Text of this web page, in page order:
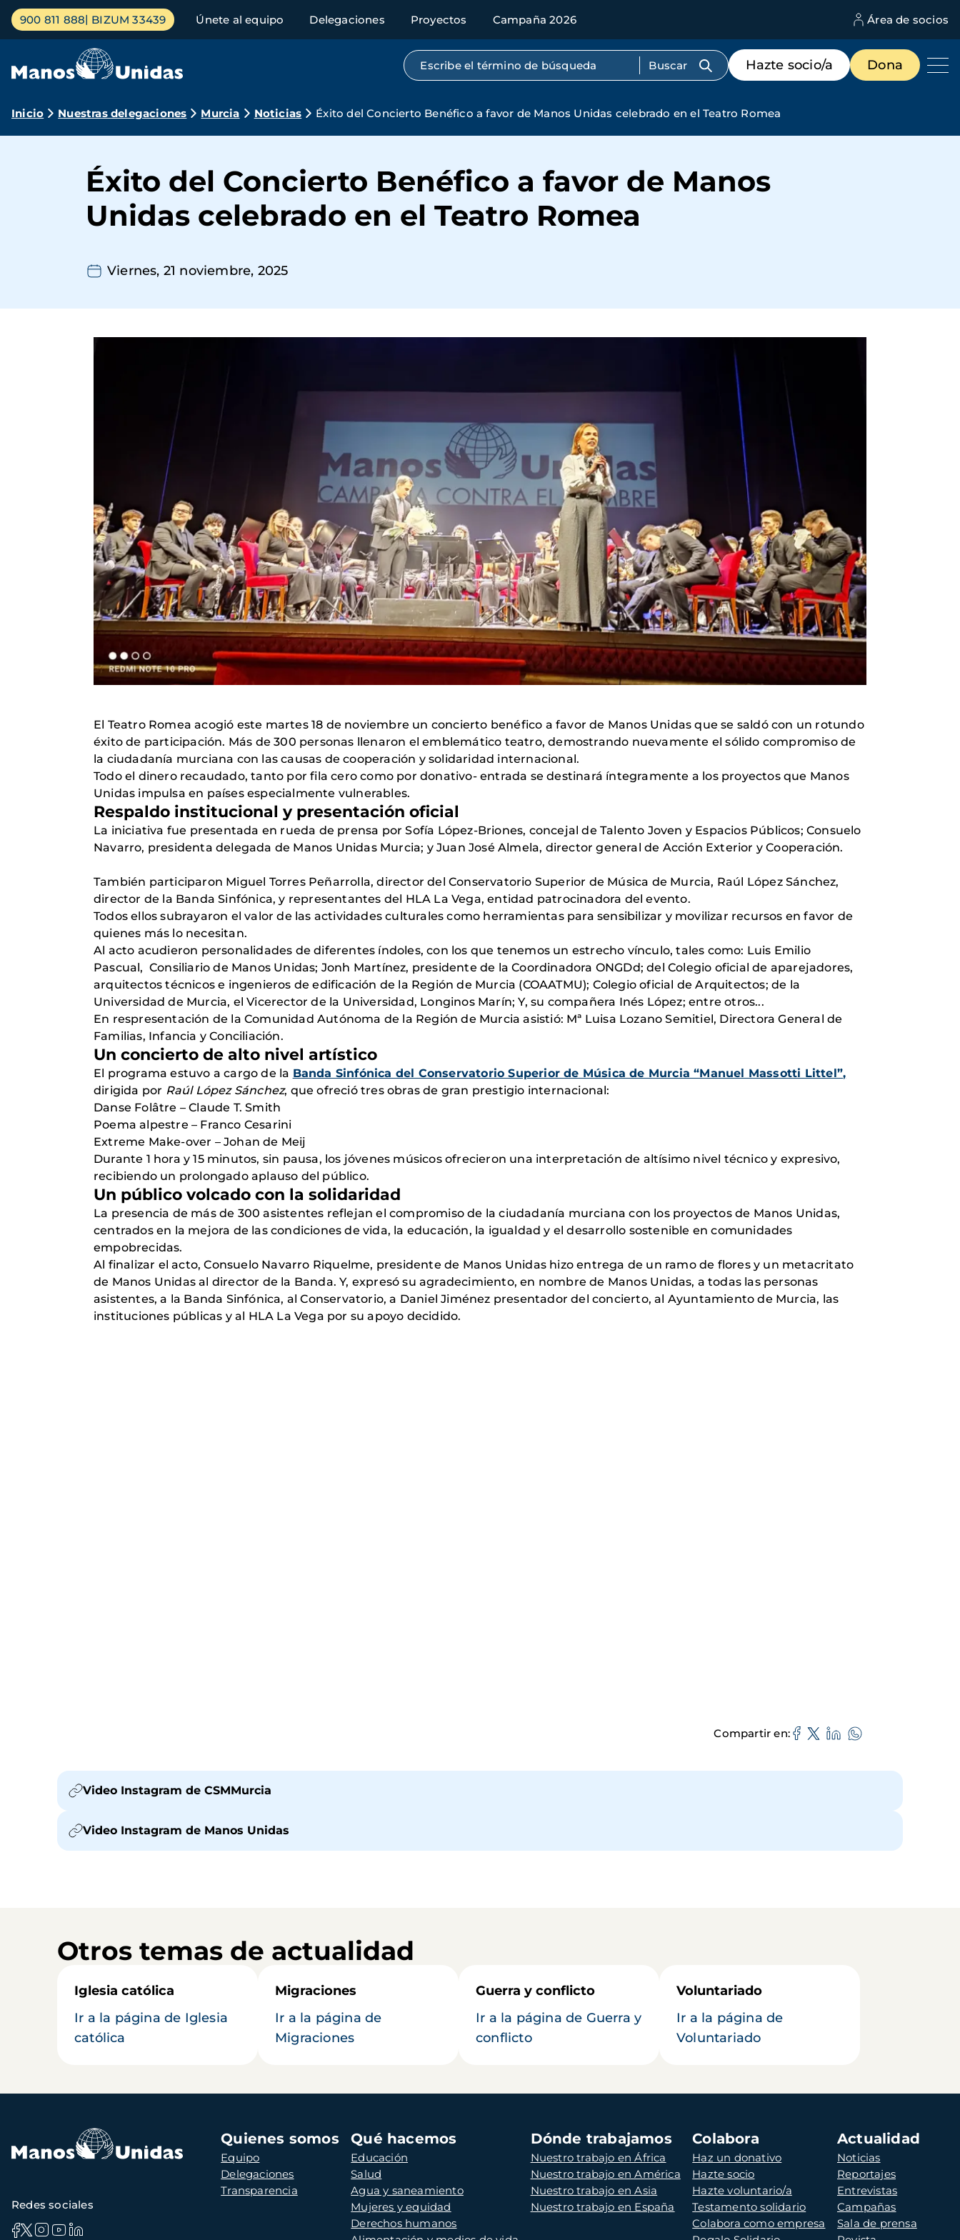
Pasar
contenido
Menú
principal
900 811 888 BIZUM 33439 Únete al equipo Delegaciones Proyectos Campaña 2026 Área de socios
Búsqueda por texto completo
Menú
de
destacados
Hazte socio/a Dona
Ruta
navegación
Inicio Nuestras delegaciones Murcia Noticias Éxito del Concierto Benéfico a favor de Manos Unidas celebrado en el Teatro Romea
Éxito del Concierto Benéfico a favor de Manos
Unidas celebrado en el Teatro Romea
Viernes, 21 noviembre, 2025
El Teatro Romea acogió este martes 18 de noviembre un concierto benéfico a favor de Manos Unidas que se saldó con un rotundo
éxito de participación. Más de 300 personas llenaron el emblemático teatro, demostrando nuevamente el sólido compromiso de
la ciudadanía murciana con las causas de cooperación y solidaridad internacional.
Todo el dinero recaudado, tanto por fila cero como por donativo- entrada se destinará íntegramente a los proyectos que Manos
Unidas impulsa en países especialmente vulnerables.
Respaldo institucional y presentación oficial
La iniciativa fue presentada en rueda de prensa por Sofía López-Briones, concejal de Talento Joven y Espacios Públicos; Consuelo
Navarro, presidenta delegada de Manos Unidas Murcia; y Juan José Almela, director general de Acción Exterior y Cooperación.
También participaron Miguel Torres Peñarrolla, director del Conservatorio Superior de Música de Murcia, Raúl López Sánchez,
director de la Banda Sinfónica, y representantes del HLA La Vega, entidad patrocinadora del evento.
Todos ellos subrayaron el valor de las actividades culturales como herramientas para sensibilizar y movilizar recursos en favor de
quienes más lo necesitan.
Al acto acudieron personalidades de diferentes índoles, con los que tenemos un estrecho vínculo, tales como: Luis Emilio
Pascual, Consiliario de Manos Unidas; Jonh Martínez, presidente de la Coordinadora ONGDd; del Colegio oficial de aparejadores,
arquitectos técnicos e ingenieros de edificación de la Región de Murcia (COAATMU); Colegio oficial de Arquitectos; de la
Universidad de Murcia, el Vicerector de la Universidad, Longinos Marín; Y, su compañera Inés López; entre otros...
En respresentación de la Comunidad Autónoma de la Región de Murcia asistió: Mª Luisa Lozano Semitiel, Directora General de
Familias, Infancia y Conciliación.
Un concierto de alto nivel artístico
El programa estuvo a cargo de la Banda Sinfónica del Conservatorio Superior de Música de Murcia “Manuel Massotti Littel”,
dirigida por Raúl López Sánchez, que ofreció tres obras de gran prestigio internacional:
Danse Folâtre – Claude T. Smith
Poema alpestre – Franco Cesarini
Extreme Make-over – Johan de Meij
Durante 1 hora y 15 minutos, sin pausa, los jóvenes músicos ofrecieron una interpretación de altísimo nivel técnico y expresivo,
recibiendo un prolongado aplauso del público.
Un público volcado con la solidaridad
La presencia de más de 300 asistentes reflejan el compromiso de la ciudadanía murciana con los proyectos de Manos Unidas,
centrados en la mejora de las condiciones de vida, la educación, la igualdad y el desarrollo sostenible en comunidades
empobrecidas.
Al finalizar el acto, Consuelo Navarro Riquelme, presidente de Manos Unidas hizo entrega de un ramo de flores y un metacritato
de Manos Unidas al director de la Banda. Y, expresó su agradecimiento, en nombre de Manos Unidas, a todas las personas
asistentes, a la Banda Sinfónica, al Conservatorio, a Daniel Jiménez presentador del concierto, al Ayuntamiento de Murcia, las
instituciones públicas y al HLA La Vega por su apoyo decidido.
Compartir en
Video Instagram de CSMMurcia
Video Instagram de Manos Unidas
Otros temas de actualidad
Iglesia católica
Ir a la página de Iglesia
católica
Migraciones
Ir a la página de
Migraciones
Guerra y conflicto
Ir a la página de Guerra y
conflicto
Voluntariado
Ir a la página de
Voluntariado
Navegación
principal
Quienes somos
Equipo
Delegaciones
Transparencia
Qué hacemos
Educación
Salud
Agua y saneamiento
Mujeres y equidad
Derechos humanos
Dónde trabajamos
Nuestro trabajo en África
Nuestro trabajo en América
Nuestro trabajo en Asia
Nuestro trabajo en España
Colabora
Haz un donativo
Hazte socio
Hazte voluntario/a
Testamento solidario
Colabora como empresa
Actualidad
Noticias
Reportajes
Entrevistas
Campañas
Sala de prensa
Redes sociales